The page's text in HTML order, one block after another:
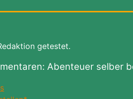
getestet.
Abenteuer selber